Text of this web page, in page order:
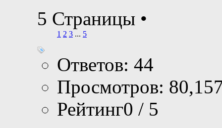
5 Страницы •
1 2 3 ... 5
Ответов: 44
Просмотров:
Рейтинг0 / 5